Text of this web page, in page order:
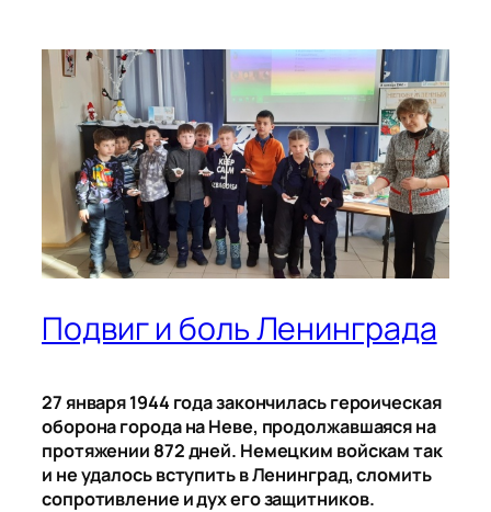
Подвиг и боль Ленинграда
27 января 1944 года закончилась героическая
оборона города на Неве, продолжавшаяся на
протяжении 872 дней. Немецким войскам так
и не удалось вступить в Ленинград, сломить
сопротивление и дух его защитников.